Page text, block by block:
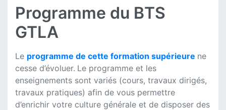
Programme du BTS
GTLA
Le programme de cette formation supérieure ne
cesse d’évoluer. Le programme et les
enseignements sont variés (cours, travaux dirigés,
travaux pratiques) afin de vous permettre
d’enrichir votre culture générale et de disposer des